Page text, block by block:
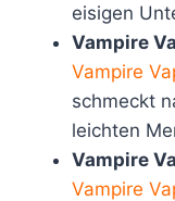
eisigen
Vampire
Vampire
schmeckt
leichten
Vampire
Vampire